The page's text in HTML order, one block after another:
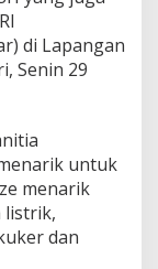
di Lapangan
Senin 29
untuk
menarik
listrik,
dan